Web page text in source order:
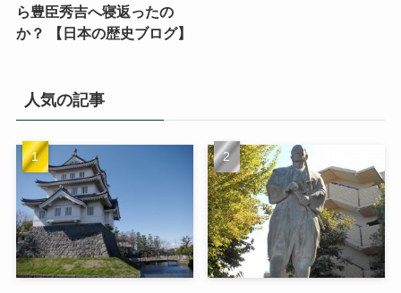
ら豊臣秀吉へ寝返ったの
か？ 【日本の歴史ブログ】
人気の記事